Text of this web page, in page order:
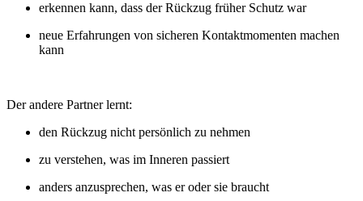
erkennen kann, dass der Rückzug früher Schutz war
neue Erfahrungen von sicheren Kontaktmomenten machen
kann
Der andere Partner lernt:
den Rückzug nicht persönlich zu nehmen
zu verstehen, was im Inneren passiert
anders anzusprechen, was er oder sie braucht